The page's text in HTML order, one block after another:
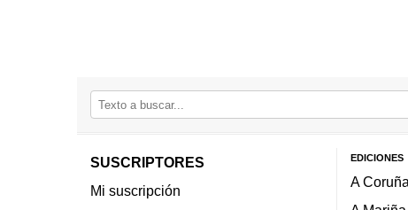
SUSCRIPTORES
Mi suscripción
EDICIONES
A Coruña